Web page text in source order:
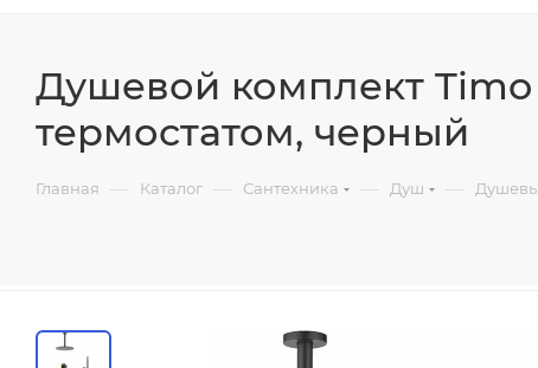
Душевой комплект Timo
термостатом, черный
Главная — Каталог — Сантехника — Душ —